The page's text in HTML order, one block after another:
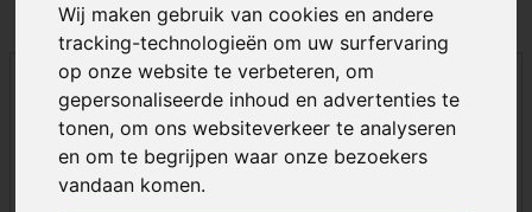
Wij maken gebruik van cookies en andere
tracking-technologieën om uw surfervaring
op onze website te verbeteren, om
gepersonaliseerde inhoud en advertenties te
tonen, om ons websiteverkeer te analyseren
en om te begrijpen waar onze bezoekers
vandaan komen.